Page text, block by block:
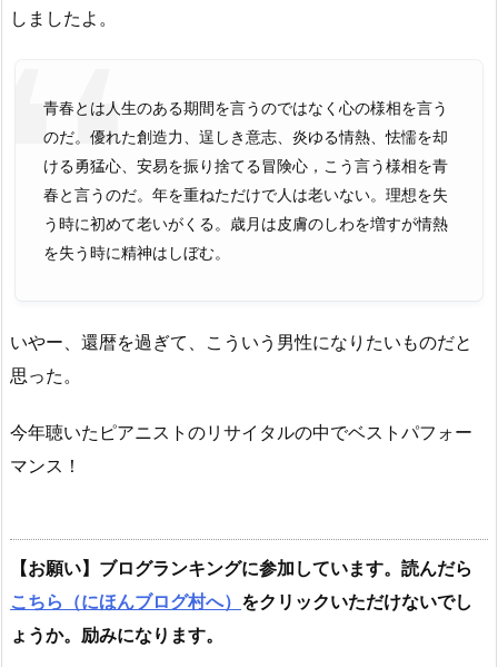
しましたよ。
青春とは人生のある期間を言うのではなく心の様相を言う
のだ。優れた創造力、逞しき意志、炎ゆる情熱、怯懦を却
ける勇猛心、安易を振り捨てる冒険心，こう言う様相を青
春と言うのだ。年を重ねただけで人は老いない。理想を失
う時に初めて老いがくる。歳月は皮膚のしわを増すが情熱
を失う時に精神はしぼむ。
いやー、還暦を過ぎて、こういう男性になりたいものだと
思った。
今年聴いたピアニストのリサイタルの中でベストパフォー
マンス！
【お願い】ブログランキングに参加しています。読んだら
こちら（にほんブログ村へ） をクリックいただけないでし
ょうか。励みになります。